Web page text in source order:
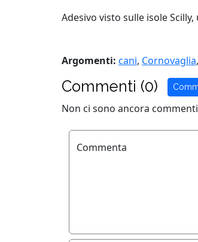
Adesivo visto sulle isole
Argomenti: cani, Cornovaglia,
Commenti (0)
Non ci sono ancora
Commenta